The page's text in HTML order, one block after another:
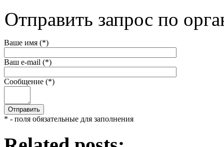
Отправить запрос по
Ваше имя (*)
Ваш e-mail (*)
Сообщение (*)
* - поля обязательные для заполнения